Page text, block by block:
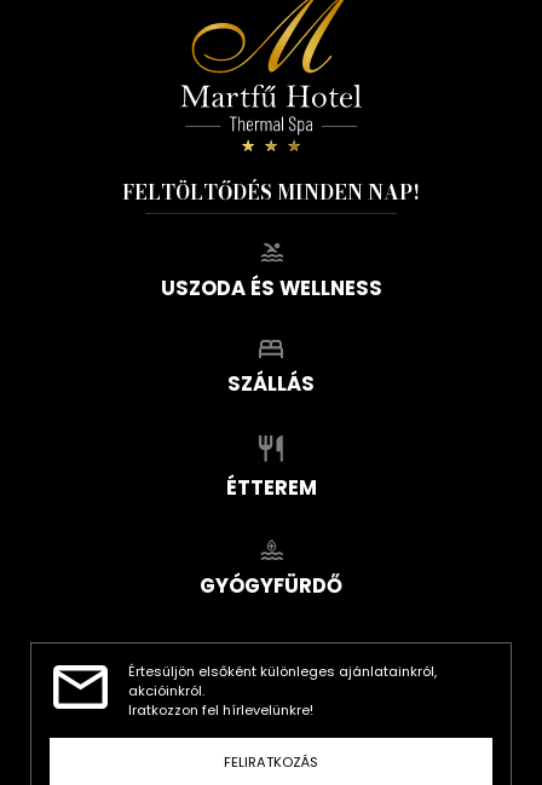
FELTÖLTŐDÉS MINDEN NAP!
USZODA ÉS WELLNESS
SZÁLLÁS
ÉTTEREM
GYÓGYFÜRDŐ
Értesüljön elsőként különleges ajánlatainkról,
akcióinkról.
Iratkozzon fel hírlevelünkre!
FELIRATKOZÁS